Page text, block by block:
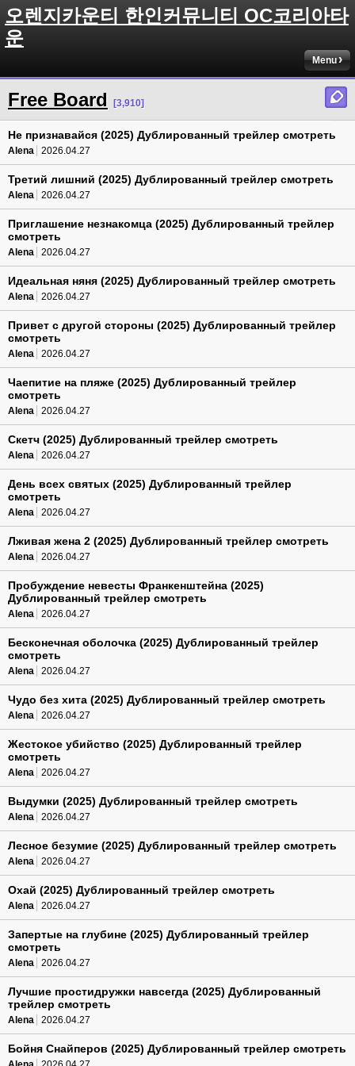
오렌지카운티 한인커뮤니티 OC코리아타
운
Menu
Free Board [3,910]
Не признавайся (2025) Дублированный трейлер смотреть
Alena 2026.04.27
Третий лишний (2025) Дублированный трейлер смотреть
Alena 2026.04.27
Приглашение незнакомца (2025) Дублированный трейлер
смотреть
Alena 2026.04.27
Идеальная няня (2025) Дублированный трейлер смотреть
Alena 2026.04.27
Привет с другой стороны (2025) Дублированный трейлер
смотреть
Alena 2026.04.27
Чаепитие на пляже (2025) Дублированный трейлер
смотреть
Alena 2026.04.27
Скетч (2025) Дублированный трейлер смотреть
Alena 2026.04.27
День всех святых (2025) Дублированный трейлер
смотреть
Alena 2026.04.27
Лживая жена 2 (2025) Дублированный трейлер смотреть
Alena 2026.04.27
Пробуждение невесты Франкенштейна (2025)
Дублированный трейлер смотреть
Alena 2026.04.27
Бесконечная оболочка (2025) Дублированный трейлер
смотреть
Alena 2026.04.27
Чудо без хита (2025) Дублированный трейлер смотреть
Alena 2026.04.27
Жестокое убийство (2025) Дублированный трейлер
смотреть
Alena 2026.04.27
Выдумки (2025) Дублированный трейлер смотреть
Alena 2026.04.27
Лесное безумие (2025) Дублированный трейлер смотреть
Alena 2026.04.27
Охай (2025) Дублированный трейлер смотреть
Alena 2026.04.27
Запертые на глубине (2025) Дублированный трейлер
смотреть
Alena 2026.04.27
Лучшие простидружки навсегда (2025) Дублированный
трейлер смотреть
Alena 2026.04.27
Бойня Снайперов (2025) Дублированный трейлер смотреть